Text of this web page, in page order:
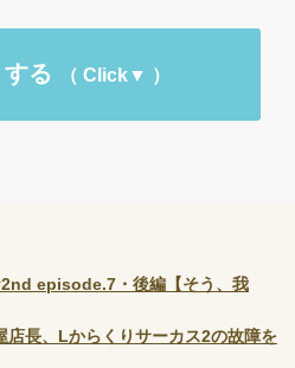
る
episode.7・後編【そう、我
店長、Lからくりサーカス2の故障を